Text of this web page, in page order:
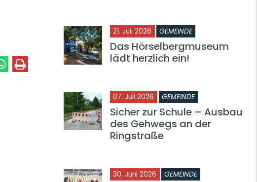
21. Juli 2026 GEMEINDE
Das Hörselbergmuseum
lädt herzlich ein!
07. Juli 2026 GEMEINDE
Sicher zur Schule – Ausbau
des Gehwegs an der
Ringstraße
30. Juni 2026 GEMEINDE